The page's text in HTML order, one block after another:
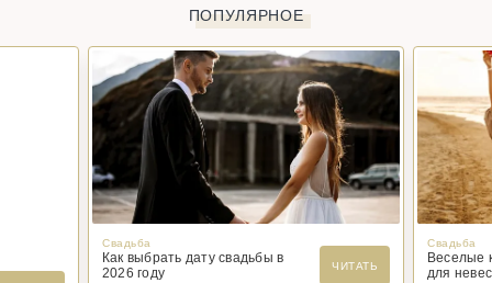
ПОПУЛЯРНОЕ
Свадьба
Как выбрать дату свадьбы в
2026 году
ЧИТАТЬ
Свадьба
Веселые
для